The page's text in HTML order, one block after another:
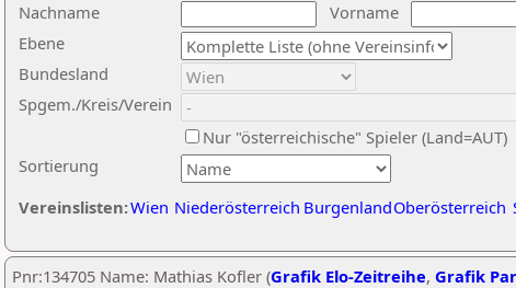
Nachname
Vorname
Ebene
Sortierung
Bundesland
Spgem./Kreis/Verein
Nur "österreichische" Spieler (Land=AUT)
Vereinslisten:Wien Niederösterreich BurgenlandOberösterreich
Pnr:134705 Name: Mathias Kofler (Grafik Elo-Zeitreihe, Grafik